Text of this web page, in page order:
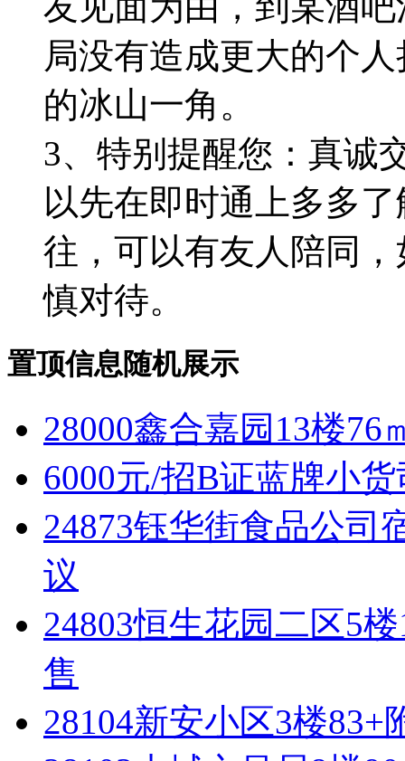
局没有造成更大的个
的冰山一角。
3、特别提醒您：真诚
以先在即时通上多多
往，可以有友人陪同
慎对待。
置顶信息随机展示
28000鑫合嘉园13楼76
6000元/招B证蓝牌小
24873钰华街食品公司
议
24803恒生花园二区5
售
28104新安小区3楼83+